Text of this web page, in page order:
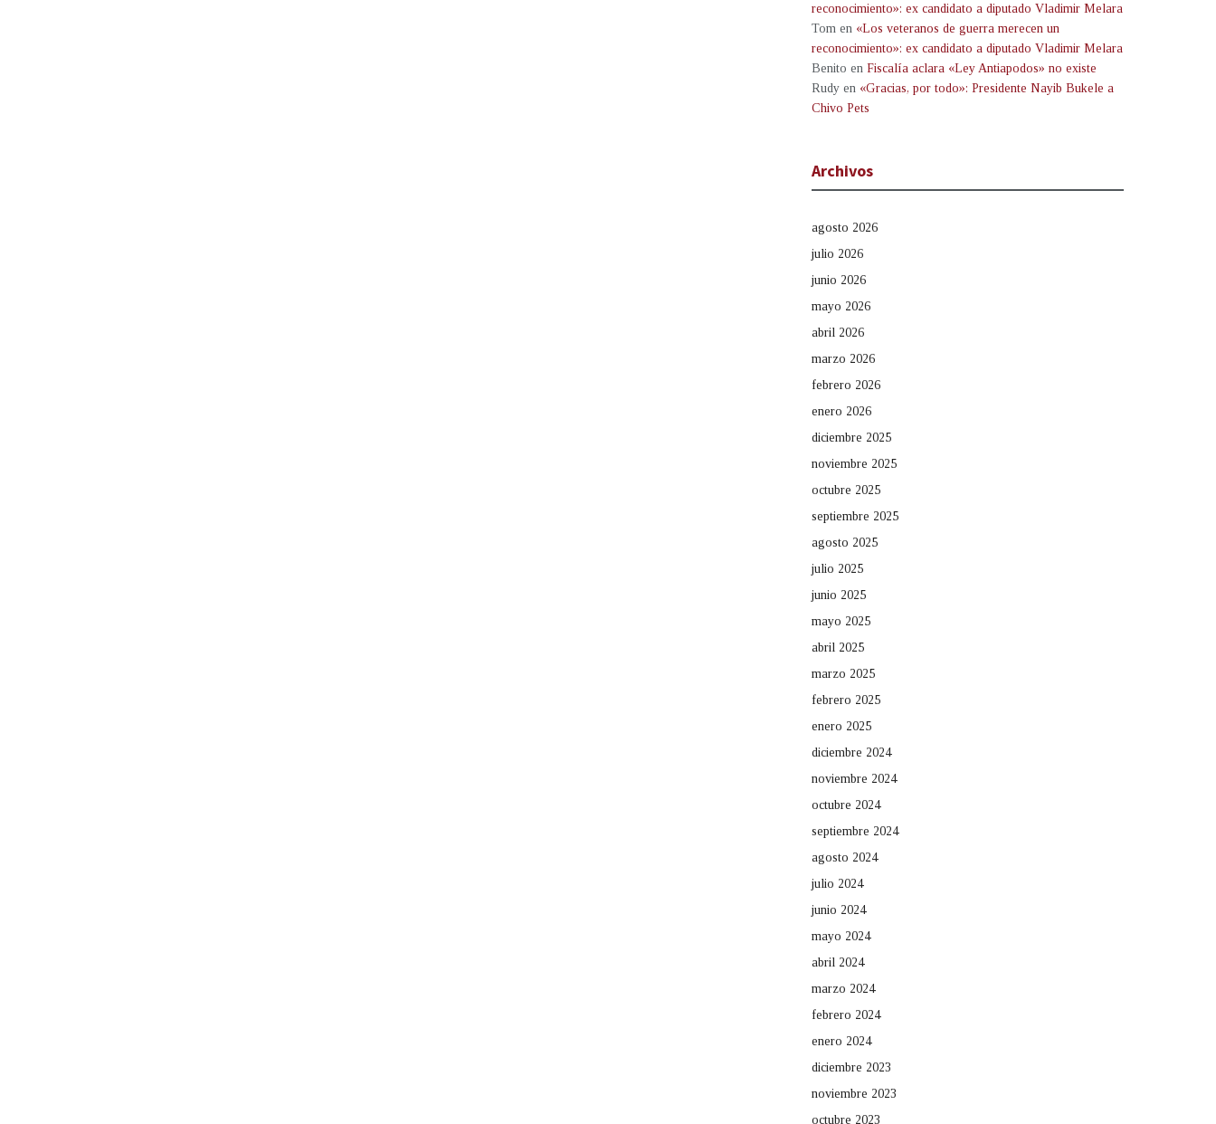
reconocimiento»: ex candidato a diputado Vladimir Melara
Tom en «Los veteranos de guerra merecen un
reconocimiento»: ex candidato a diputado Vladimir Melara
Benito en Fiscalía aclara «Ley Antiapodos» no existe
Rudy en «Gracias, por todo»: Presidente Nayib Bukele a
Chivo Pets
Archivos
agosto 2026
julio 2026
junio 2026
mayo 2026
abril 2026
marzo 2026
febrero 2026
enero 2026
diciembre 2025
noviembre 2025
octubre 2025
septiembre 2025
agosto 2025
julio 2025
junio 2025
mayo 2025
abril 2025
marzo 2025
febrero 2025
enero 2025
diciembre 2024
noviembre 2024
octubre 2024
septiembre 2024
agosto 2024
julio 2024
junio 2024
mayo 2024
abril 2024
marzo 2024
febrero 2024
enero 2024
diciembre 2023
noviembre 2023
octubre 2023